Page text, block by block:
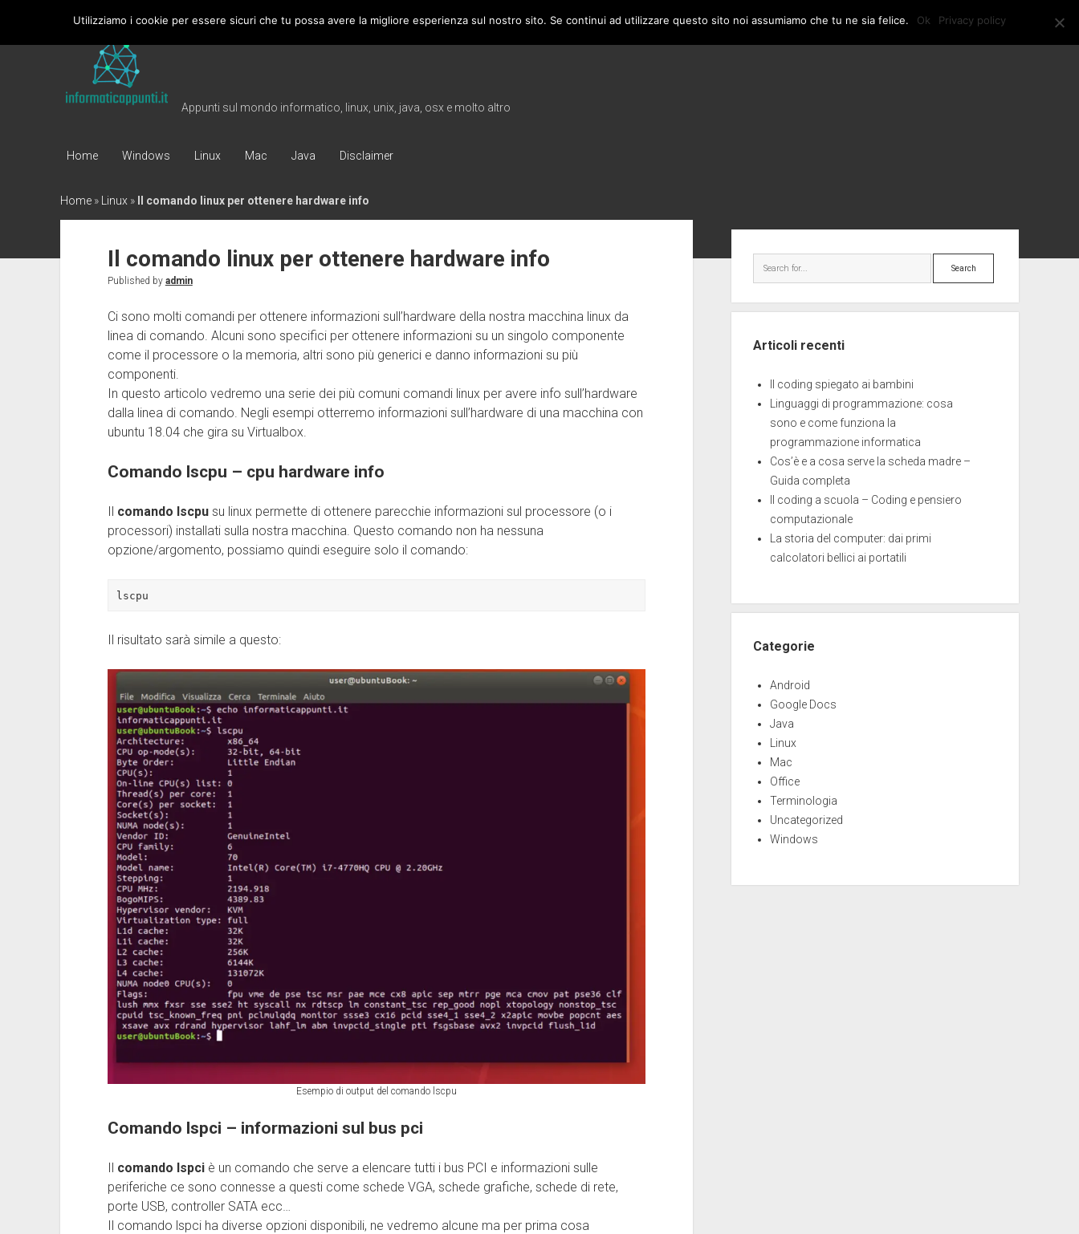
Appunti sul mondo informatico, linux, unix, java, osx e molto altro
Home Windows Linux Mac Java Disclaimer
Home» Linux » Il comando linux per ottenere hardware info
Il comando linux per ottenere hardware info
Published by admin
Ci sono molti comandi per ottenere informazioni sull’hardware della nostra macchina linux da
linea di comando. Alcuni sono specifici per ottenere informazioni su un singolo componente
come il processore o la memoria, altri sono più generici e danno informazioni su più
componenti.
In questo articolo vedremo una serie dei più comuni comandi linux per avere info sull’hardware
dalla linea di comando. Negli esempi otterremo informazioni sull’hardware di una macchina con
ubuntu 18.04 che gira su Virtualbox.
Comando lscpu – cpu hardware info
Il comando lscpusu linux permette di ottenere parecchie informazioni sul processore (o i
processori) installati sulla nostra macchina. Questo comando non ha nessuna
opzione/argomento, possiamo quindi eseguire solo il comando:
lscpu
Il risultato sarà simile a questo:
Esempio di output del comando lscpu
Comando lspci – informazioni sul bus pci
Il comando lspciè un comando che serve a elencare tutti i bus PCI e informazioni sulle
periferiche ce sono connesse a questi come schede VGA, schede grafiche, schede di rete,
porte USB, controller SATA ecc…
Il comando lspci ha diverse opzioni disponibili, ne vedremo alcune ma per prima cosa
Search
Articoli recenti
Il coding spiegato ai bambini
Linguaggi di programmazione: cosa
sono e come funziona la
programmazione informatica
Cos’è e a cosa serve la scheda madre –
Guida completa
Il coding a scuola – Coding e pensiero
computazionale
La storia del computer: dai primi
calcolatori bellici ai portatili
Categorie
Android
Google Docs
Java
Linux
Mac
Office
Terminologia
Uncategorized
Windows
Utilizziamo i cookie per essere sicuri che tu possa avere la migliore esperienza sul nostro sito. Se continui ad utilizzare questo sito noi assumiamo che tu ne sia felice. Ok Privacy policy